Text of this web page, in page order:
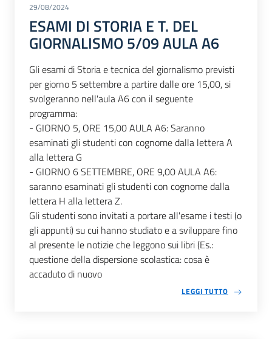
29/08/2024
ESAMI DI STORIA E T. DEL
GIORNALISMO 5/09 AULA A6
Gli esami di Storia e tecnica del giornalismo previsti
per giorno 5 settembre a partire dalle ore 15,00, si
svolgeranno nell'aula A6 con il seguente
programma:
- GIORNO 5, ORE 15,00 AULA A6: Saranno
esaminati gli studenti con cognome dalla lettera A
alla lettera G
- GIORNO 6 SETTEMBRE, ORE 9,00 AULA A6:
saranno esaminati gli studenti con cognome dalla
lettera H alla lettera Z.
Gli studenti sono invitati a portare all'esame i testi (o
gli appunti) su cui hanno studiato e a sviluppare fino
al presente le notizie che leggono sui libri (Es.:
questione della dispersione scolastica: cosa è
accaduto di nuovo
LEGGI TUTTO